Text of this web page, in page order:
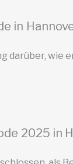
in
wie
2025 in